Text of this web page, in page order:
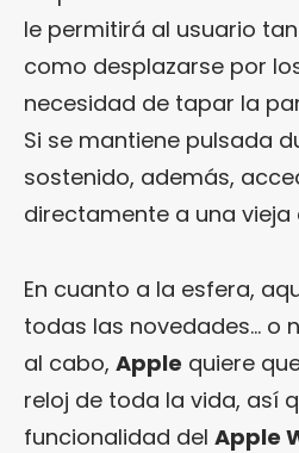
le permitirá al usuario
como desplazarse por
necesidad de tapar la
Si se mantiene pulsada
sostenido, además,
directamente a una vieja
En cuanto a la esfera,
todas las novedades… o
al cabo, Apple quiere
reloj de toda la vida, así
funcionalidad del Apple